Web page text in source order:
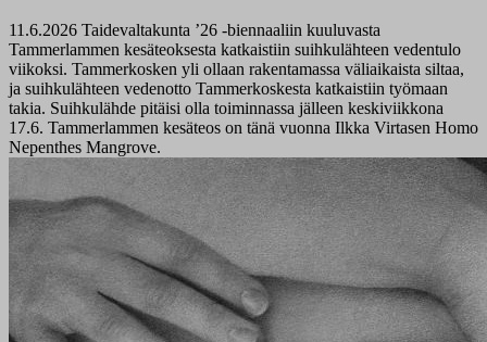
11.6.2026 Taidevaltakunta ’26 -biennaaliin kuuluvasta
Tammerlammen kesäteoksesta katkaistiin suihkulähteen vedentulo
viikoksi. Tammerkosken yli ollaan rakentamassa väliaikaista siltaa,
ja suihkulähteen vedenotto Tammerkoskesta katkaistiin työmaan
takia. Suihkulähde pitäisi olla toiminnassa jälleen keskiviikkona
17.6. Tammerlammen kesäteos on tänä vuonna Ilkka Virtasen Homo
Nepenthes Mangrove.